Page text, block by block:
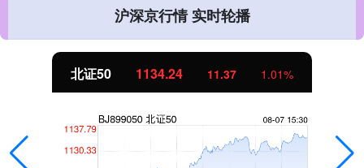
沪深京行情 实时轮播
北证50 1134.24 11.37 1.01%